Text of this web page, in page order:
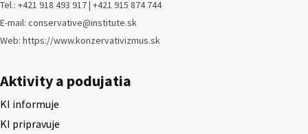
Tel.: +421 918 493 917 | +421 915 874 744
E-mail: conservative@institute.sk
Web: https://www.konzervativizmus.sk
Aktivity a podujatia
KI informuje
KI pripravuje